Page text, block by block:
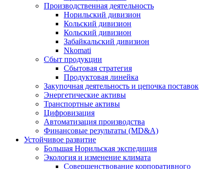
Производственная деятельность
Норильский дивизион
Кольский дивизион
Кольский дивизион
Забайкальский дивизион
Nkomati
Сбыт продукции
Сбытовая стратегия
Продуктовая линейка
Закупочная деятельность и цепочка поставок
Энергетические активы
Транспортные активы
Цифровизация
Автоматизация производства
Финансовые результаты (MD&A)
Устойчивое развитие
Большая Норильская экспедиция
Экология и изменение климата
Совершенствование корпоративного